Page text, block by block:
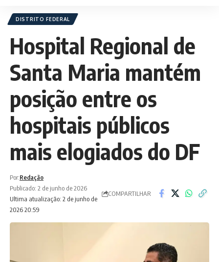
DISTRITO FEDERAL
Hospital Regional de
Santa Maria mantém
posição entre os
hospitais públicos
mais elogiados do DF
Ultima atualização: 2 de junho de
2026 20:59
Por:Redação
Publicado: 2 de junho de 2026
COMPARTILHAR